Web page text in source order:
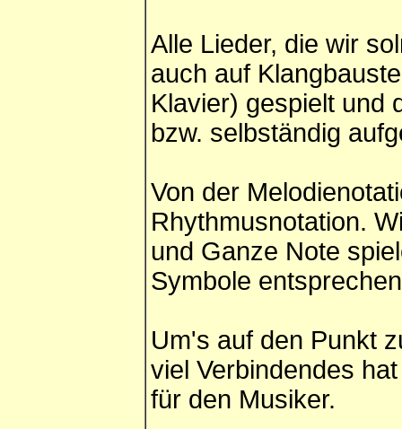
Alle Lieder, die wir
auch auf
Klavier) gespielt und
bzw. selbständig
Von der
Rhythmusnotation.
und Ganze Note
Symbole
Um's auf den Punkt
viel Verbindendes
für den Musiker.